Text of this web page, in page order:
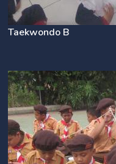
Taekwondo B